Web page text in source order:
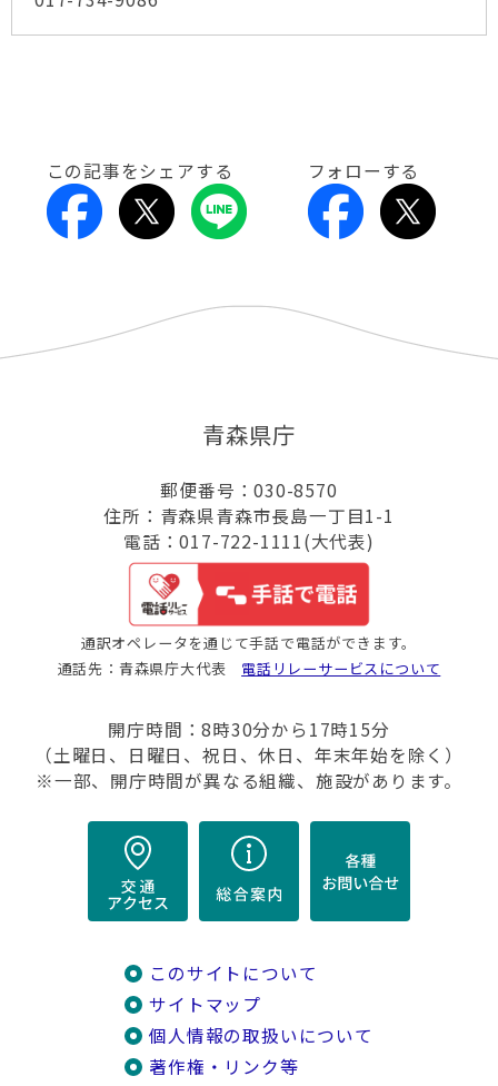
この記事をシェアする フォローする
青森県庁
郵便番号：030-8570
住所：青森県青森市長島一丁目1-1
電話：017-722-1111(大代表)
通訳オペレータを通じて手話で電話ができます。
通話先：青森県庁大代表 電話リレーサービスについて
開庁時間：8時30分から17時15分
（土曜日、日曜日、祝日、休日、年末年始を除く）
※一部、開庁時間が異なる組織、施設があります。
このサイトについて
サイトマップ
個人情報の取扱いについて
著作権・リンク等